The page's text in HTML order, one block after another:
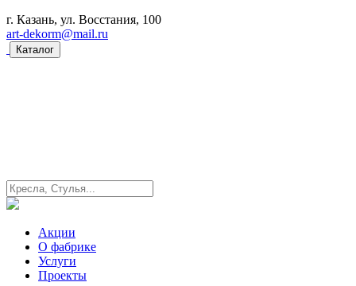
г. Казань, ул. Восстания, 100
art-dekorm@mail.ru
Каталог
Акции
О фабрике
Услуги
Проекты